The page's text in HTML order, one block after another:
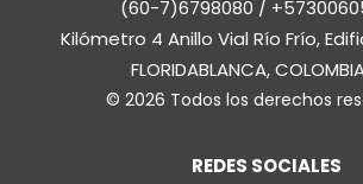
(60-7)6798080 /
Kilómetro 4 Anillo Vial Río Frío,
FLORIDABLANCA,
© 2026 Todos los derechos
REDES SOCIALES